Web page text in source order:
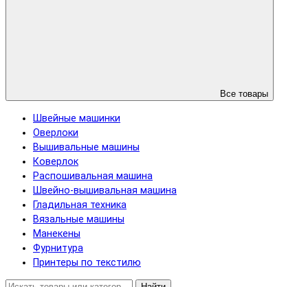
Все товары
Швейные машинки
Оверлоки
Вышивальные машины
Коверлок
Распошивальная машина
Швейно-вышивальная машина
Гладильная техника
Вязальные машины
Манекены
Фурнитура
Принтеры по текстилю